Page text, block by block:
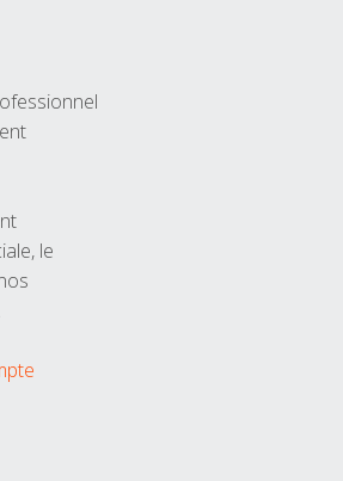
le